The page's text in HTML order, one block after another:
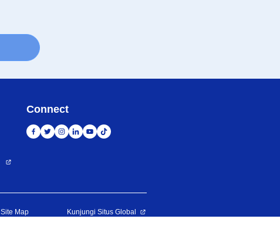
Connect
Site Map Kunjungi Situs Global